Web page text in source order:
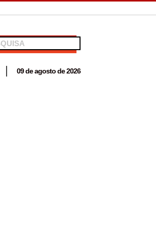
09 de agosto de 2026